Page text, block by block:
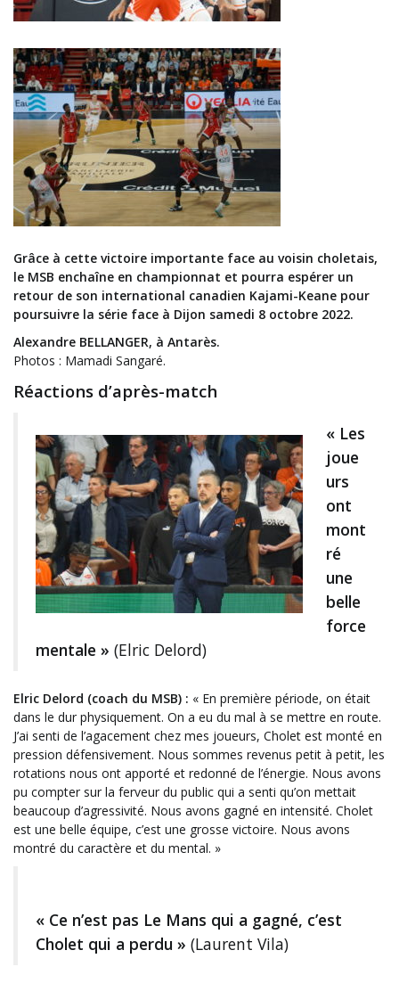
Grâce à cette victoire importante face au voisin choletais,
le MSB enchaîne en championnat et pourra espérer un
retour de son international canadien Kajami-Keane pour
poursuivre la série face à Dijon samedi 8 octobre 2022.
Alexandre BELLANGER, à Antarès.
Photos : Mamadi Sangaré.
Réactions d’après-match
« Les
joue
urs
ont
mont
ré
une
belle
force
mentale » (Elric Delord)
Elric Delord (coach du MSB) : « En première période, on était
dans le dur physiquement. On a eu du mal à se mettre en route.
J’ai senti de l’agacement chez mes joueurs, Cholet est monté en
pression défensivement. Nous sommes revenus petit à petit, les
rotations nous ont apporté et redonné de l’énergie. Nous avons
pu compter sur la ferveur du public qui a senti qu’on mettait
beaucoup d’agressivité. Nous avons gagné en intensité. Cholet
est une belle équipe, c’est une grosse victoire. Nous avons
montré du caractère et du mental. »
« Ce n’est pas Le Mans qui a gagné, c’est
Cholet qui a perdu » (Laurent Vila)